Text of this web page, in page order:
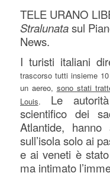
TELE URANO
Stralunatasul
News.
I turisti italiani
trascorso tutti insieme
un aereo, sono stati
Louis. Le
scientifico dei
Atlantide, hanno
sull’isola solo ai
e ai veneti è
ma intimato